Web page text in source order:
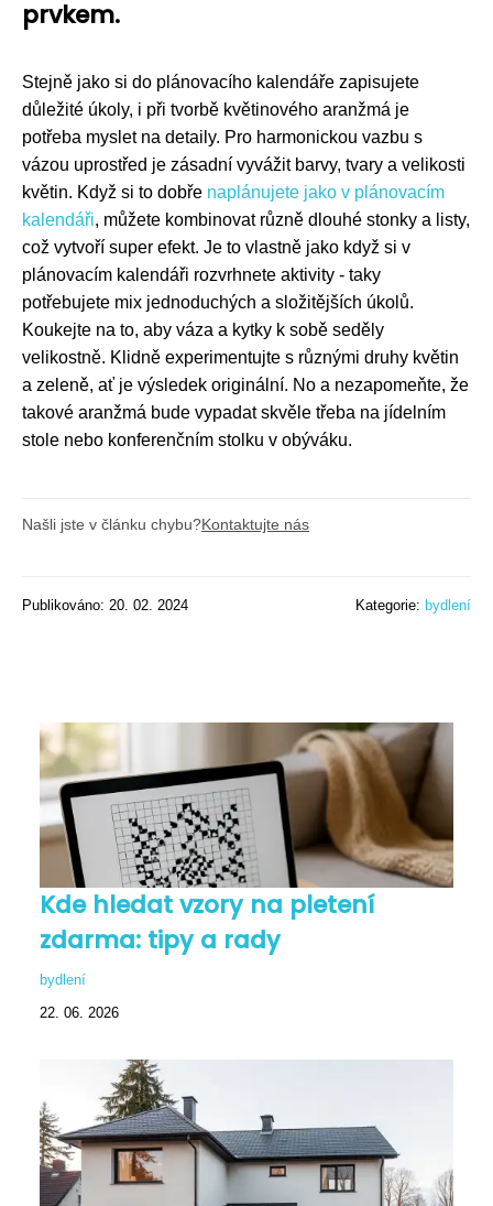
prvkem.
Stejně jako si do plánovacího kalendáře zapisujete
důležité úkoly, i při tvorbě květinového aranžmá je
potřeba myslet na detaily. Pro harmonickou vazbu s
vázou uprostřed je zásadní vyvážit barvy, tvary a velikosti
květin. Když si to dobře naplánujete jako v plánovacím
kalendáři, můžete kombinovat různě dlouhé stonky a listy,
což vytvoří super efekt. Je to vlastně jako když si v
plánovacím kalendáři rozvrhnete aktivity - taky
potřebujete mix jednoduchých a složitějších úkolů.
Koukejte na to, aby váza a kytky k sobě seděly
velikostně. Klidně experimentujte s různými druhy květin
a zeleně, ať je výsledek originální. No a nezapomeňte, že
takové aranžmá bude vypadat skvěle třeba na jídelním
stole nebo konferenčním stolku v obýváku.
Našli jste v článku chybu?Kontaktujte nás
Publikováno: 20. 02. 2024 Kategorie: bydlení
Kde hledat vzory na pletení
zdarma: tipy a rady
bydlení
22. 06. 2026